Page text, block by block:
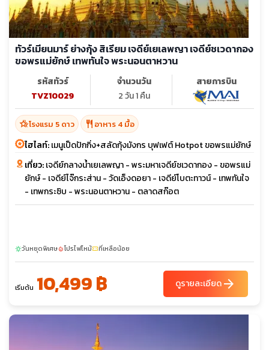
ทัวร์เมียนมาร์ ย่างกุ้ง สิเรียม เจดีย์เยเลพญา เจดีย์ชเวดากอง
ขอพรแม่ยักษ์ เทพทันใจ พระนอนตาหวาน
รหัสทัวร์
TVZ10029
จำนวนวัน
2 วัน 1 คืน
สายการบิน
hotel_classโรงแรม 5 ดาว restaurant อาหาร 4 มื้อ
ไฮไลท์:เมนูเป็ดปักกิ่ง+สลัดกุ้งมังกร บุฟเฟต์ Hotpot ขอพรแม่ยักษ์
เที่ยว:เจดีย์กลางน้ำเยเลพญา - พระมหาเจดีย์ชเวดากอง - ขอพรแม่
ยักษ์ - เจดีย์ไจ๊กระส่าน - วัดเอ็งดอยา - เจดีย์โบตะทาวน์ - เทพทันใจ
- เทพกระซิบ - พระนอนตาหวาน - ตลาดสก๊อต
sunnyวันหยุดพิเศษlocal_fire_departmentโปรไฟไหม้confirmation_numberที่เหลือน้อย
เริ่มต้น 10,499 ฿ ดูรายละเอียดarrow_forward